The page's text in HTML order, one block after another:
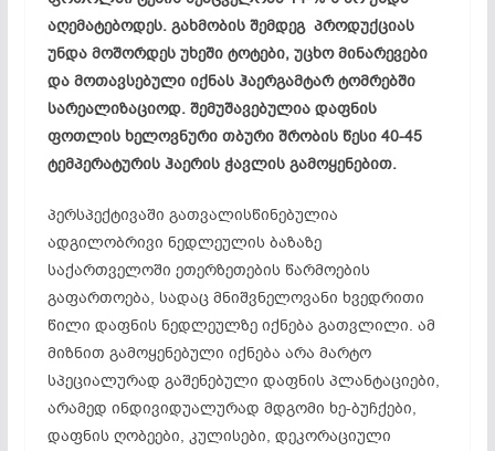
აღემატებოდეს. გახმობის შემდეგ პროდუქციას
უნდა მოშორდეს უხეში ტოტები, უცხო მინარევები
და მოთავსებული იქნას ჰაერგამტარ ტომრებში
სარეალიზაციოდ. შემუშავებულია დაფნის
ფოთლის ხელოვნური თბური შრობის წესი 40-45
ტემპერატურის ჰაერის ჭავლის გამოყენებით.
პერსპექტივაში გათვალისწინებულია
ადგილობრივი ნედლეულის ბაზაზე
საქართველოში ეთერზეთების წარმოების
გაფართოება, სადაც მნიშვნელოვანი ხვედრითი
წილი დაფნის ნედლეულზე იქნება გათვლილი. ამ
მიზნით გამოყენებული იქნება არა მარტო
სპეციალურად გაშენებული დაფნის პლანტაციები,
არამედ ინდივიდუალურად მდგომი ხე-ბუჩქები,
დაფნის ღობეები, კულისები, დეკორაციული